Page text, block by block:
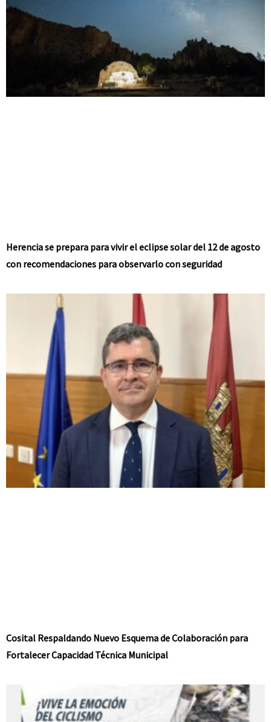
Herencia se prepara para vivir el eclipse solar del 12 de agosto
con recomendaciones para observarlo con seguridad
Cosital Respaldando Nuevo Esquema de Colaboración para
Fortalecer Capacidad Técnica Municipal